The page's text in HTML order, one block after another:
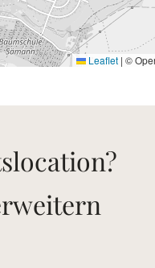
Leaflet | ©